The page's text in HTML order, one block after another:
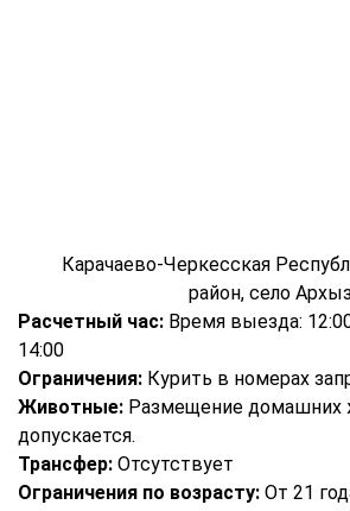
Карачаево-Черкесская
район, село
Расчетный час: Время выезда:
14:00
Ограничения: Курить в номерах
Животные: Размещение домашних
допускается.
Трансфер: Отсутствует
Ограничения по возрасту: От 21